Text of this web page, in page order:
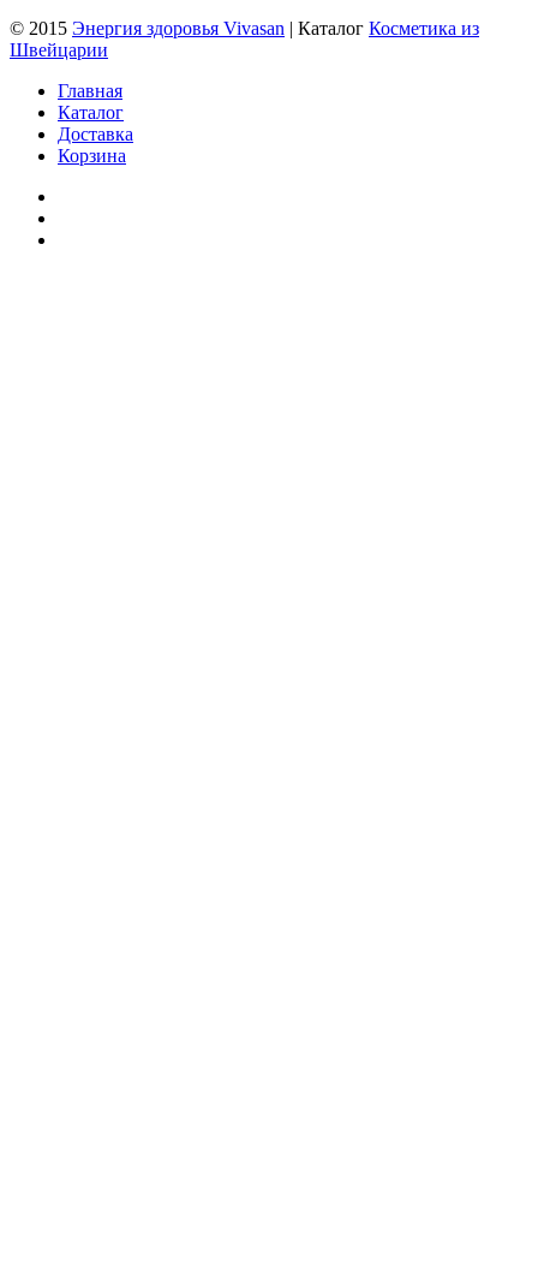
© 2015 Энергия здоровья Vivasan | Каталог Косметика из
Швейцарии
Главная
Каталог
Доставка
Корзина